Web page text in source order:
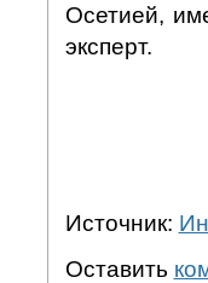
Осетией,
эксперт.
Источник:
Оставить